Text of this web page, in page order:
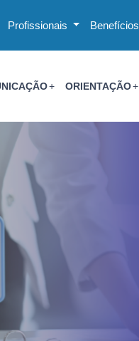
Profissionais Benefícios
ORIENTAÇÃO